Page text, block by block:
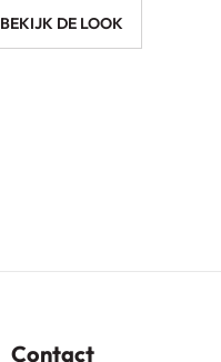
BEKIJK DE LOOK
Contact